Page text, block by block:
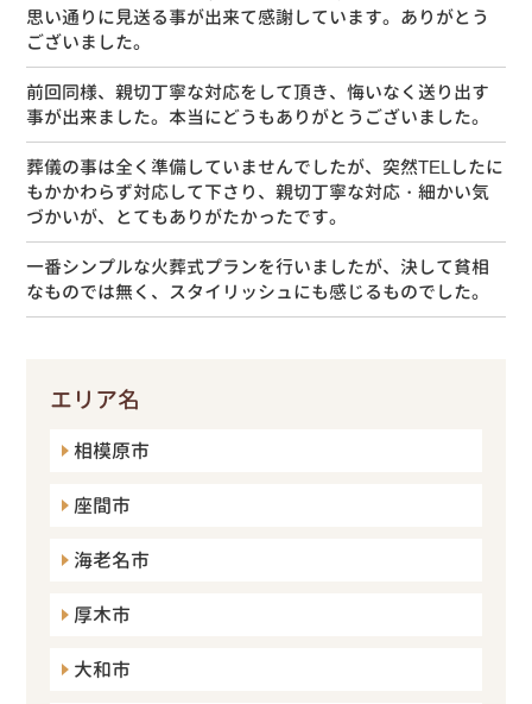
思い通りに見送る事が出来て感謝しています。ありがとう
ございました。
前回同様、親切丁寧な対応をして頂き、悔いなく送り出す
事が出来ました。本当にどうもありがとうございました。
葬儀の事は全く準備していませんでしたが、突然TELしたに
もかかわらず対応して下さり、親切丁寧な対応・細かい気
づかいが、とてもありがたかったです。
一番シンプルな火葬式プランを行いましたが、決して貧相
なものでは無く、スタイリッシュにも感じるものでした。
エリア名
相模原市
座間市
海老名市
厚木市
大和市